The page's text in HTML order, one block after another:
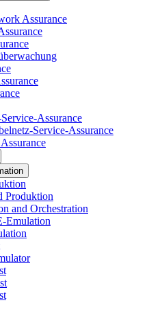
Assurance
Assurance
Service-Assurance
Produktion
and Orchestration
Emulation